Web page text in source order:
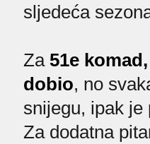
sljedeća
Za 51e
dobio, no
snijegu, ipak
Za dodatna